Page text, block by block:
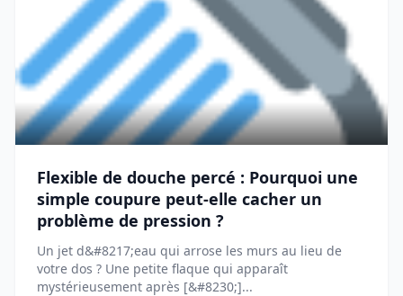
Flexible de douche percé : Pourquoi une
simple coupure peut-elle cacher un
problème de pression ?
Un jet d&#8217;eau qui arrose les murs au lieu de
votre dos ? Une petite flaque qui apparaît
mystérieusement après [&#8230;]...